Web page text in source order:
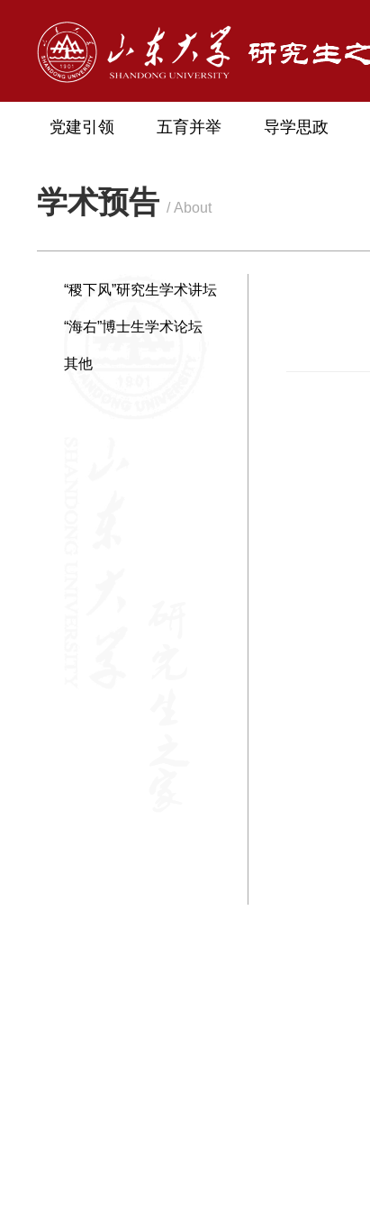
党建引领 五育并举 导学思政
学术预告 / About
“稷下风”研究生学术讲坛
“海右”博士生学术论坛
其他